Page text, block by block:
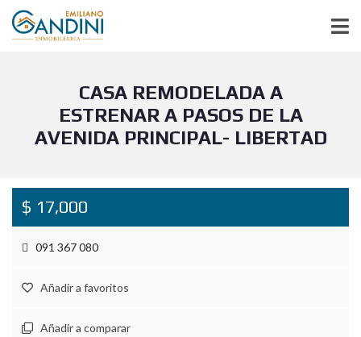
CASA REMODELADA A
ESTRENAR A PASOS DE LA
AVENIDA PRINCIPAL- LIBERTAD
$ 17,000
091 367 080
Añadir a favoritos
Añadir a comparar